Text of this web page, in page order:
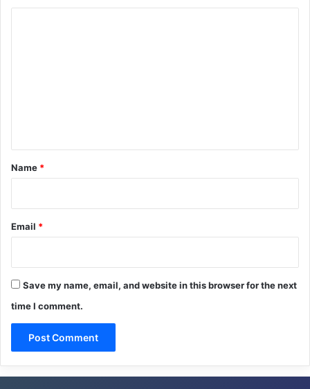
*
Name *
Email *
Save my name, email, and website in this browser for the next
time I comment.